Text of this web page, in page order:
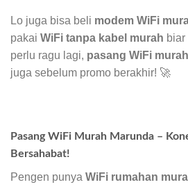
Lo juga bisa beli modem WiFi
pakai WiFi tanpa kabel murah
perlu ragu lagi, pasang WiFi
juga sebelum promo berakhir! 🚀
Pasang WiFi Murah Marunda –
Bersahabat!
Pengen punya WiFi rumahan